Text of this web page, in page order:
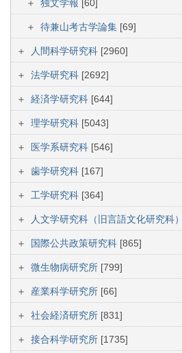
独文学報 [60]
待兼山考古学論集 [69]
人間科学研究科 [2960]
法学研究科 [2692]
経済学研究科 [644]
理学研究科 [5043]
医学系研究科 [546]
歯学研究科 [167]
工学研究科 [364]
人文学研究科（旧言語文化研究科）
国際公共政策研究科 [865]
微生物病研究所 [799]
産業科学研究所 [66]
社会経済研究所 [831]
接合科学研究所 [1735]